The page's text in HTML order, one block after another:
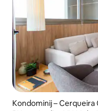
Kondominij – Cerqueira